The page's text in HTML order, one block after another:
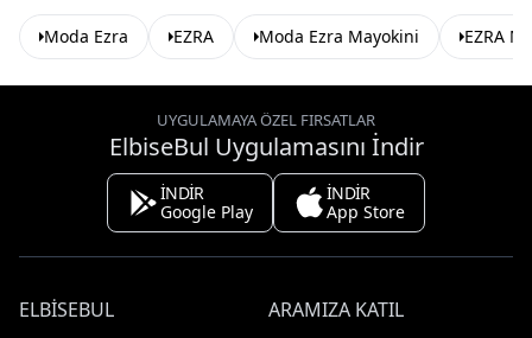
Moda Ezra EZRA Moda Ezra Mayokini EZRA
UYGULAMAYA ÖZEL FIRSATLAR
ElbiseBul Uygulamasını İndir
İNDİR
Google Play
İNDİR
App Store
ELBISEBUL
ARAMIZA KATIL